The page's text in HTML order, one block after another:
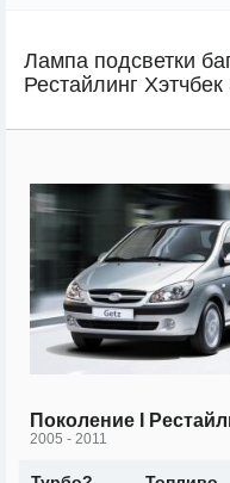
Лампа подсветки
Рестайлинг Хэтчбек
Поколение I
2005 - 2011